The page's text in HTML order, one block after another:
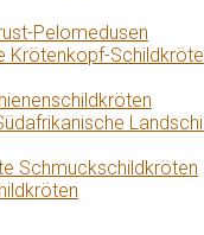
Pelomedusen
Krötenkopf-
Schmuckschildkröten